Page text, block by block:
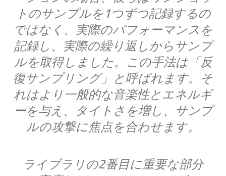
トのサンプルを1つずつ記録するの
ではなく、実際のパフォーマンスを
記録し、実際の繰り返しからサンプ
ルを取得しました。この手法は「反
復サンプリング」と呼ばれます。そ
れはより一般的な音楽性とエネルギ
ーを与え、タイトさを増し、サンプ
ルの攻撃に焦点を合わせます。
ライブラリの2番目に重要な部分